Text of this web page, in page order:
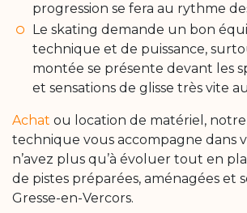
progression se fera au rythme
Le skating demande un bon
technique et de puissance,
montée se présente devant les
et sensations de glisse très vite
Achat ou location de matériel,
technique vous accompagne dans
n’avez plus qu’à évoluer tout en
de pistes préparées, aménagées et
Gresse-en-Vercors.